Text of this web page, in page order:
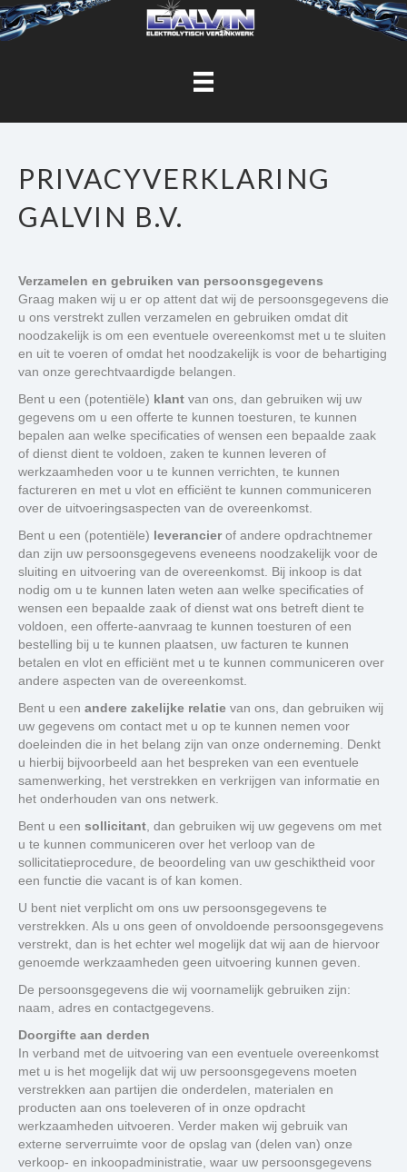
PRIVACYVERKLARING
GALVIN B.V.
Verzamelen en gebruiken van persoonsgegevens
Graag maken wij u er op attent dat wij de persoonsgegevens die
u ons verstrekt zullen verzamelen en gebruiken omdat dit
noodzakelijk is om een eventuele overeenkomst met u te sluiten
en uit te voeren of omdat het noodzakelijk is voor de behartiging
van onze gerechtvaardigde belangen.
Bent u een (potentiële) klant van ons, dan gebruiken wij uw
gegevens om u een offerte te kunnen toesturen, te kunnen
bepalen aan welke specificaties of wensen een bepaalde zaak
of dienst dient te voldoen, zaken te kunnen leveren of
werkzaamheden voor u te kunnen verrichten, te kunnen
factureren en met u vlot en efficiënt te kunnen communiceren
over de uitvoeringsaspecten van de overeenkomst.
Bent u een (potentiële) leverancierof andere opdrachtnemer
dan zijn uw persoonsgegevens eveneens noodzakelijk voor de
sluiting en uitvoering van de overeenkomst. Bij inkoop is dat
nodig om u te kunnen laten weten aan welke specificaties of
wensen een bepaalde zaak of dienst wat ons betreft dient te
voldoen, een offerte-aanvraag te kunnen toesturen of een
bestelling bij u te kunnen plaatsen, uw facturen te kunnen
betalen en vlot en efficiënt met u te kunnen communiceren over
andere aspecten van de overeenkomst.
Bent u een andere zakelijke relatie van ons, dan gebruiken wij
uw gegevens om contact met u op te kunnen nemen voor
doeleinden die in het belang zijn van onze onderneming. Denkt
u hierbij bijvoorbeeld aan het bespreken van een eventuele
samenwerking, het verstrekken en verkrijgen van informatie en
het onderhouden van ons netwerk.
Bent u een sollicitant, dan gebruiken wij uw gegevens om met
u te kunnen communiceren over het verloop van de
sollicitatieprocedure, de beoordeling van uw geschiktheid voor
een functie die vacant is of kan komen.
U bent niet verplicht om ons uw persoonsgegevens te
verstrekken. Als u ons geen of onvoldoende persoonsgegevens
verstrekt, dan is het echter wel mogelijk dat wij aan de hiervoor
genoemde werkzaamheden geen uitvoering kunnen geven.
De persoonsgegevens die wij voornamelijk gebruiken zijn:
naam, adres en contactgegevens.
Doorgifte aan derden
In verband met de uitvoering van een eventuele overeenkomst
met u is het mogelijk dat wij uw persoonsgegevens moeten
verstrekken aan partijen die onderdelen, materialen en
producten aan ons toeleveren of in onze opdracht
werkzaamheden uitvoeren. Verder maken wij gebruik van
externe serverruimte voor de opslag van (delen van) onze
verkoop- en inkoopadministratie, waar uw persoonsgegevens